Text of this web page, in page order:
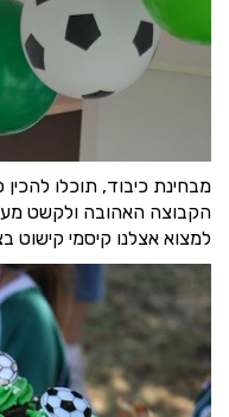
מבחינת כיבוד, תוכלו
הקבוצה האהובה ולקשט
למצוא אצלנו קיסמי קישוט